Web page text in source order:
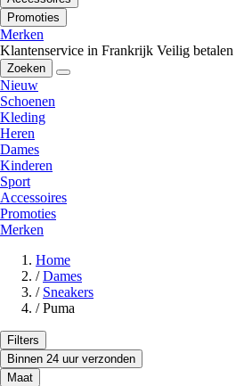
Promoties
Merken
Klantenservice in Frankrijk Veilig betalen
Zoeken
Nieuw
Schoenen
Kleding
Heren
Dames
Kinderen
Sport
Accessoires
Promoties
Merken
Home
/ Dames
/ Sneakers
/ Puma
Filters
Binnen 24 uur verzonden
Maat